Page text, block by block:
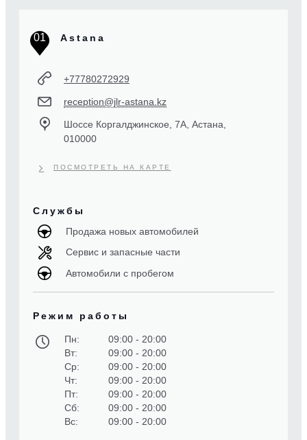
01 Astana
+77780272929
reception@jlr-astana.kz
Шоссе Коргалджинское, 7А, Астана,
010000
ПОСМОТРЕТЬ НА КАРТЕ
Службы
Продажа новых автомобилей
Сервис и запасные части
Автомобили с пробегом
Режим работы
Пн:
09:00 - 20:00
Вт:
09:00 - 20:00
Ср:
09:00 - 20:00
Чт:
09:00 - 20:00
Пт:
09:00 - 20:00
Сб:
09:00 - 20:00
Вс:
09:00 - 20:00